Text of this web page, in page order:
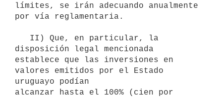
límites, se irán adecuando anualmente
por vía reglamentaria.
disposición legal mencionada
establece que las inversiones en
valores emitidos por el Estado
uruguayo podían
alcanzar hasta el 100% (cien por